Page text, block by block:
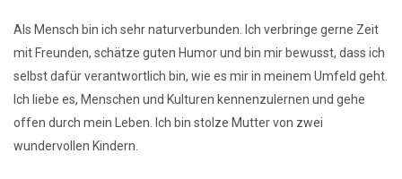
Als Mensch bin ich sehr naturverbunden. Ich verbringe gerne Zeit
mit Freunden, schätze guten Humor und bin mir bewusst, dass ich
selbst dafür verantwortlich bin, wie es mir in meinem Umfeld geht.
Ich liebe es, Menschen und Kulturen kennenzulernen und gehe
offen durch mein Leben. Ich bin stolze Mutter von zwei
wundervollen Kindern.